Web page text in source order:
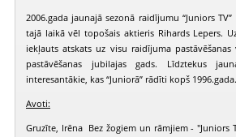
2006.gada jaunajā sezonā raidījumu “Juniors
tajā laikā vēl topošais aktieris Rihards Lepers.
iekļauts atskats uz visu raidījuma
pastāvēšanas jubilajas gads. Līdztekus
interesantākie, kas “Juniorā” rādīti kopš 1996.gada.
Avoti:
Gruzīte, Irēna Bez žogiem un rāmjiem - "Juniors